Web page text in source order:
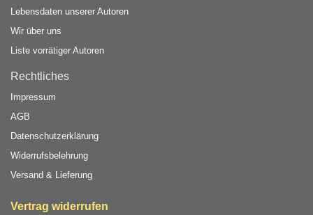
Lebensdaten unserer Autoren
Wir über uns
Liste vorrätiger Autoren
Rechtliches
Impressum
AGB
Datenschutzerklärung
Widerrufsbelehrung
Versand & Lieferung
Vertrag widerrufen